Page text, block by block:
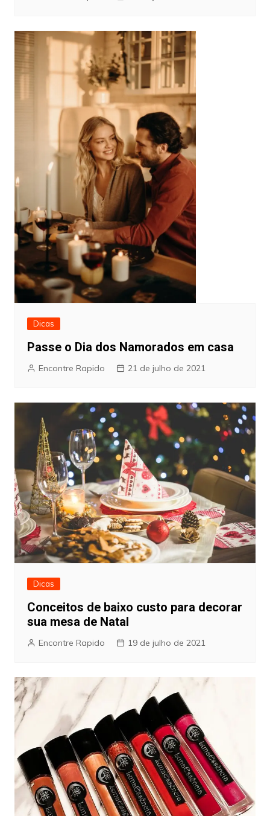
Dicas
Passe o Dia dos Namorados em casa
Encontre Rapido 21 de julho de 2021
Dicas
Conceitos de baixo custo para decorar
sua mesa de Natal
Encontre Rapido 19 de julho de 2021